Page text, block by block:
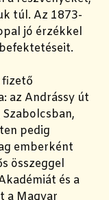
túl. Az 1873-
jó érzékkel
fizető
az Andrássy út
pedig
emberként
összeggel
és a